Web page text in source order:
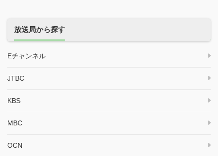
放送局から探す
Eチャンネル
JTBC
KBS
MBC
OCN